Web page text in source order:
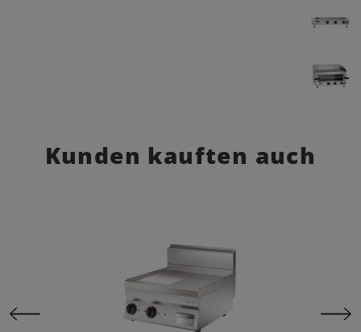
Kunden kauften auch